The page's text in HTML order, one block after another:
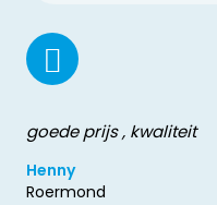
goede prijs , kwaliteit
Henny
Roermond